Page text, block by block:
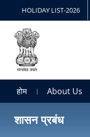
HOLIDAY LIST-2026
होम About Us
शासन प्रबंध